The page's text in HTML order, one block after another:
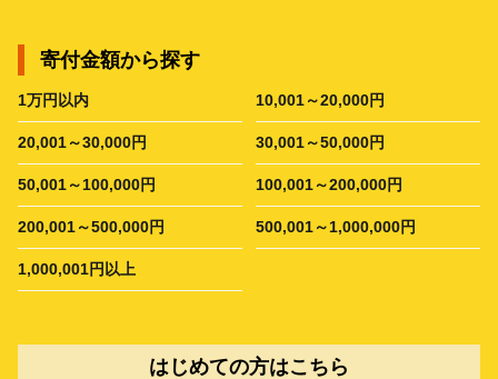
寄付金額から探す
1万円以内 10,001～20,000円
20,001～30,000円 30,001～50,000円
50,001～100,000円 100,001～200,000円
200,001～500,000円 500,001～1,000,000円
1,000,001円以上
はじめての方はこちら